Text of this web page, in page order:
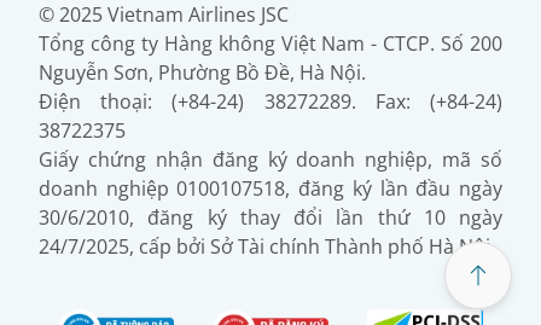
© 2025 Vietnam Airlines JSC
Tổng công ty Hàng không Việt Nam - CTCP. Số 200
Nguyễn Sơn, Phường Bồ Đề, Hà Nội.
Điện thoại: (+84-24) 38272289. Fax: (+84-24)
38722375
Giấy chứng nhận đăng ký doanh nghiệp, mã số
doanh nghiệp 0100107518, đăng ký lần đầu ngày
30/6/2010, đăng ký thay đổi lần thứ 10 ngày
24/7/2025, cấp bởi Sở Tài chính Thành phố Hà Nội.